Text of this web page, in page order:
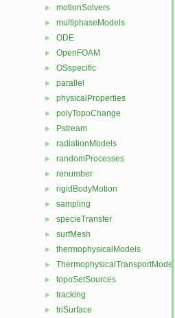
► motionSolvers
► multiphaseModels
► ODE
► OpenFOAM
► OSspecific
► parallel
► physicalProperties
► polyTopoChange
► Pstream
► radiationModels
► randomProcesses
► renumber
► rigidBodyMotion
► sampling
► specieTransfer
► surfMesh
► thermophysicalModels
► ThermophysicalTransportModels
► topoSetSources
► tracking
► triSurface